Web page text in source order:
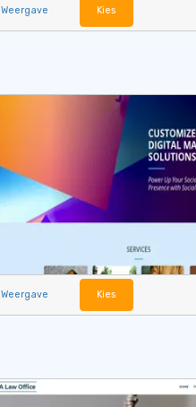
Weergave Kies
Weergave Kies